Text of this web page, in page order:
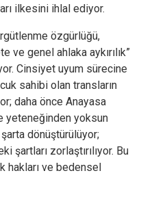
ilkesini ihlal ediyor.
özgürlüğü,
ve genel ahlaka aykırılık”
Cinsiyet uyum sürecine
sahibi olan transların
daha önce Anayasa
yeteneğinden yoksun
dönüştürülüyor;
şartları zorlaştırılıyor. Bu
hakları ve bedensel